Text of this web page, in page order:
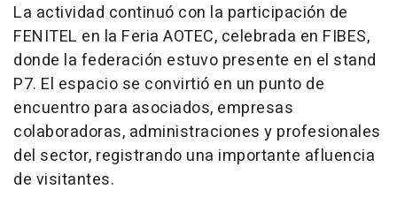
La actividad continuó con la participación de
FENITEL en la Feria AOTEC, celebrada en FIBES,
donde la federación estuvo presente en el stand
P7. El espacio se convirtió en un punto de
encuentro para asociados, empresas
colaboradoras, administraciones y profesionales
del sector, registrando una importante afluencia
de visitantes.